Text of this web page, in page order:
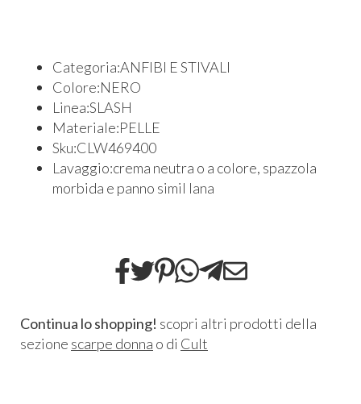
Categoria:ANFIBI E STIVALI
Colore:NERO
Linea:SLASH
Materiale:PELLE
Sku:CLW469400
Lavaggio:crema neutra o a colore, spazzola
morbida e panno simil lana
Continua lo shopping! scopri altri prodotti della
sezione scarpe donna o di Cult